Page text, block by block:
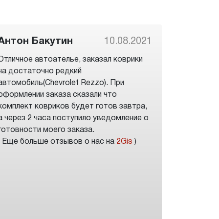
Бакутин 10.08.2021
автоателье, заказал коврики
достаточно редкий
Rezzo). При
заказа сказали что
ковриков будет готов завтра,
через 2 часа поступило уведомление о
моего заказа.
Еще больше отзывов о нас на 2Gis )